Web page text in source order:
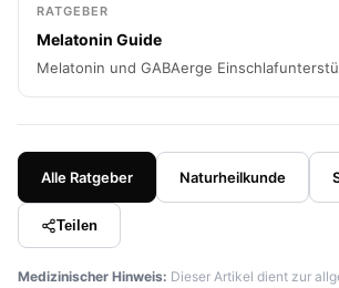
RATGEBER
Melatonin Guide
Melatonin und GABAerge
Alle Ratgeber Naturheilkunde
Teilen
Medizinischer Hinweis: Dieser Artikel dient zur